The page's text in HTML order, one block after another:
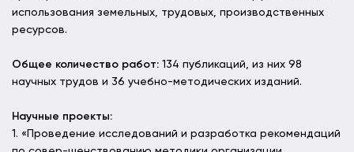
использования земельных, трудовых, производственных
ресурсов.
Общее количество работ: 134 публикаций, из них 98
научных трудов и 36 учебно-методических изданий.
Научные проекты:
1. «Проведение исследований и разработка рекомендаций